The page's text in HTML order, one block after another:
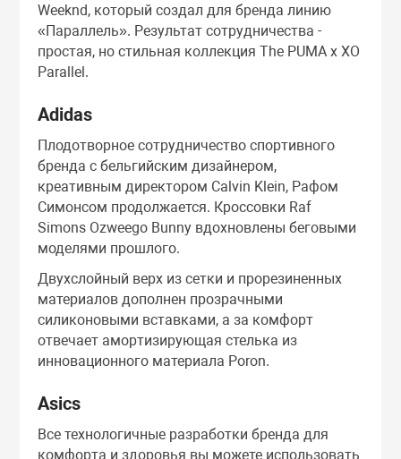
Софтнеры
Сыворотки
Тонеры
Тоники
Эмульсии
Weeknd, который создал для бренда линию
«Параллель». Результат сотрудничества -
простая, но стильная коллекция The PUMA x XO
Parallel.
Adidas
Плодотворное сотрудничество спортивного
бренда с бельгийским дизайнером,
креативным директором Calvin Klein, Рафом
Симонсом продолжается. Кроссовки Raf
Simons Ozweego Bunny вдохновлены беговыми
моделями прошлого.
Двухслойный верх из сетки и прорезиненных
материалов дополнен прозрачными
силиконовыми вставками, а за комфорт
отвечает амортизирующая стелька из
инновационного материала Poron.
Asics
Все технологичные разработки бренда для
комфорта и здоровья вы можете использовать